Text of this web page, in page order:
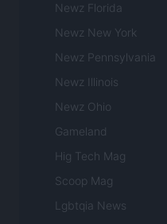
Newz Florida
Newz New York
Newz Pennsylvania
Newz Illinois
Newz Ohio
Gameland
Hig Tech Mag
Scoop Mag
Lgbtqia News